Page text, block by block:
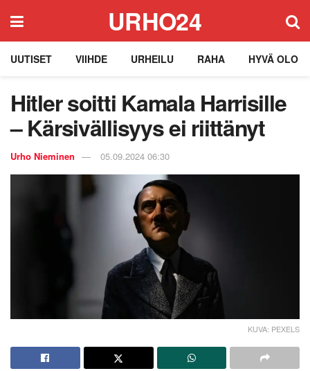
URHO24
UUTISET VIIHDE URHEILU RAHA HYVÄ OLO
Hitler soitti Kamala Harrisille
– Kärsivällisyys ei riittänyt
Urho Nieminen 05.09.2024 06:30
KUVA: PEXELS